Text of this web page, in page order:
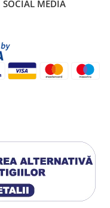
SOCIAL MEDIA